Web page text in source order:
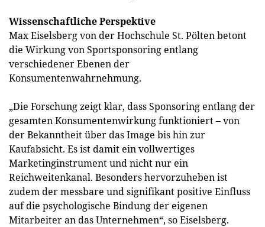
Wissenschaftliche Perspektive
Max Eiselsberg von der Hochschule St. Pölten betont
die Wirkung von Sportsponsoring entlang
verschiedener Ebenen der
Konsumentenwahrnehmung.
„Die Forschung zeigt klar, dass Sponsoring entlang der
gesamten Konsumentenwirkung funktioniert – von
der Bekanntheit über das Image bis hin zur
Kaufabsicht. Es ist damit ein vollwertiges
Marketinginstrument und nicht nur ein
Reichweitenkanal. Besonders hervorzuheben ist
zudem der messbare und signifikant positive Einfluss
auf die psychologische Bindung der eigenen
Mitarbeiter an das Unternehmen“, so Eiselsberg.